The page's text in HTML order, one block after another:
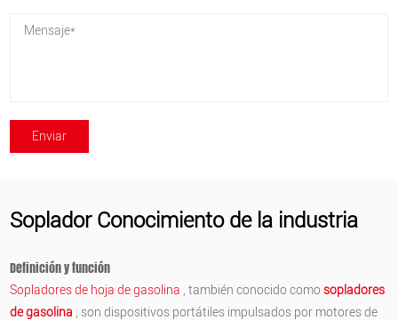
Soplador Conocimiento de la industria
Definición y función
Sopladores de hoja de gasolina , también conocido comosopladores
de gasolina
, son dispositivos portátiles impulsados por motores de